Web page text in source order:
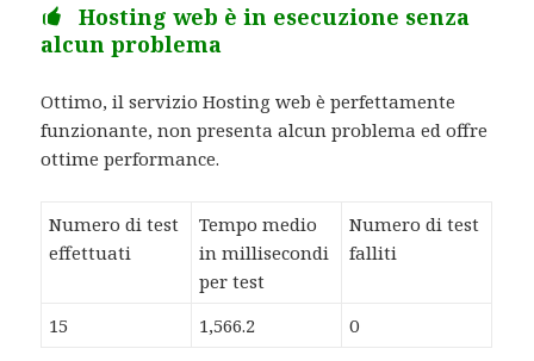
Hosting web è in esecuzione senza
alcun problema
Ottimo, il servizio Hosting web è perfettamente
funzionante, non presenta alcun problema ed offre
ottime performance.
Numero di test
effettuati
Tempo medio
in millisecondi
per test
Numero di test
falliti
15 1,566.2 0